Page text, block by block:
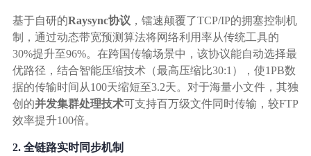
基于自研的Raysync协议 ，镭速颠覆了TCP/IP的拥塞控制机
制，通过动态带宽预测算法将网络利用率从传统工具的
30%提升至96%。在跨国传输场景中，该协议能自动选择最
优路径，结合智能压缩技术（最高压缩比30:1），使1PB数
据的传输时间从100天缩短至3.2天。对于海量小文件，其独
创的并发集群处理技术可支持百万级文件同时传输，较FTP
效率提升100倍。
2. 全链路实时同步机制